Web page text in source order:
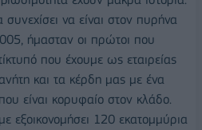
να είναι στον πυρήνα
ήμασταν οι πρώτοι που
που έχουμε ως εταιρείας
και τα κέρδη μας με ένα
είναι κορυφαίο στον κλάδο.
εξοικονομήσει 120 εκατομμύρια